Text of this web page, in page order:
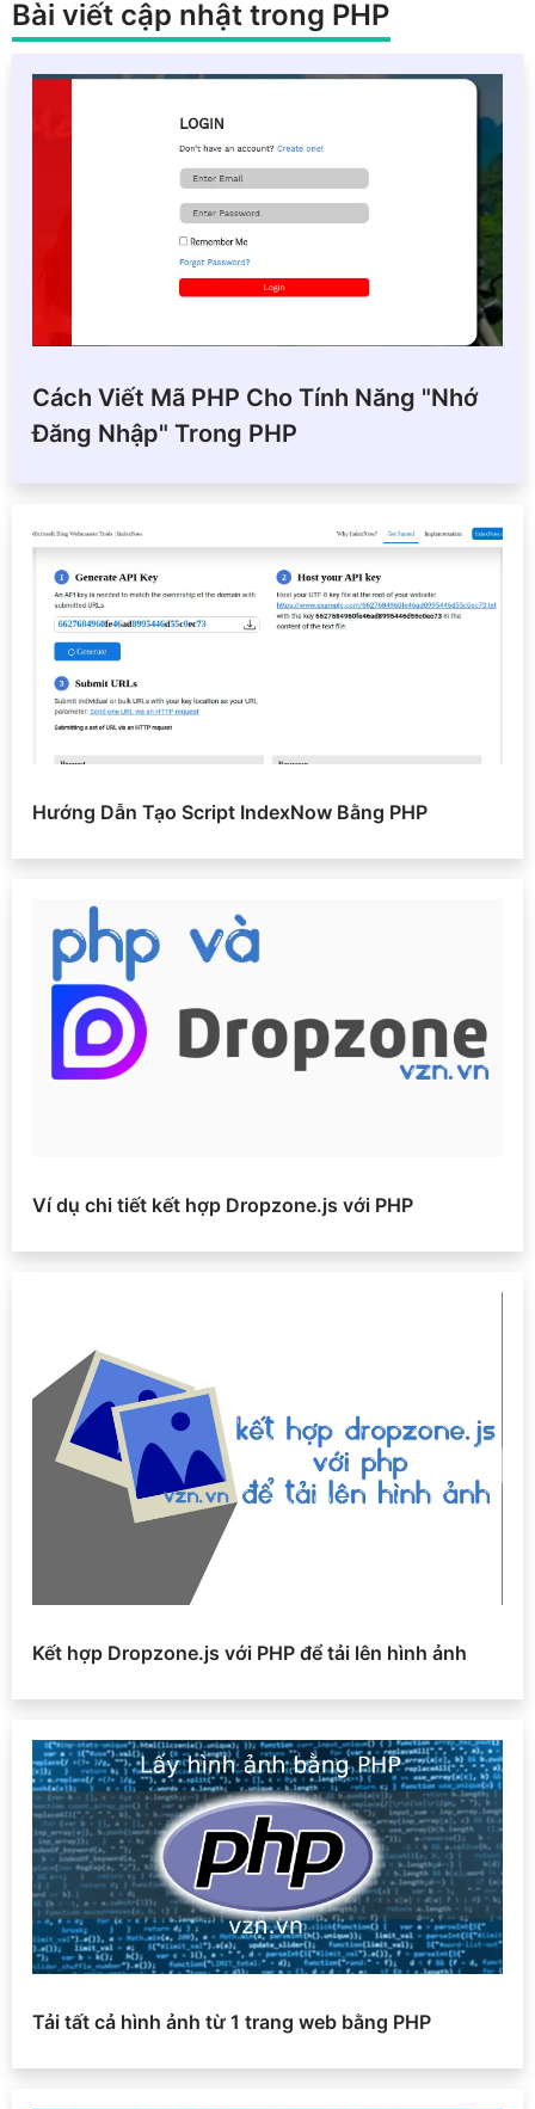
Bài viết cập nhật trong PHP
Cách Viết Mã PHP Cho Tính Năng "Nhớ
Đăng Nhập" Trong PHP
Hướng Dẫn Tạo Script IndexNow Bằng PHP
Ví dụ chi tiết kết hợp Dropzone.js với PHP
Kết hợp Dropzone.js với PHP để tải lên hình ảnh
Tải tất cả hình ảnh từ 1 trang web bằng PHP